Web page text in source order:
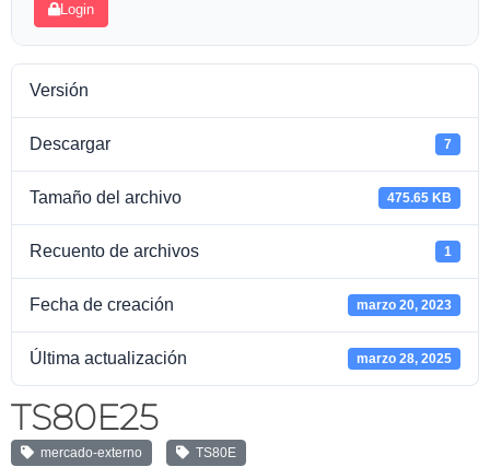
Login
Versión
Descargar 7
Tamaño del archivo 475.65 KB
Recuento de archivos 1
Fecha de creación marzo 20, 2023
Última actualización marzo 28, 2025
TS80E25
mercado-externo TS80E